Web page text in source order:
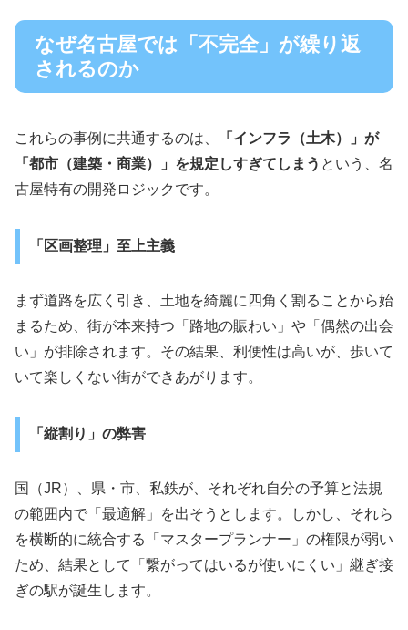
なぜ名古屋では「不完全」が繰り返
されるのか
これらの事例に共通するのは、
「インフラ（土木）」が
「都市（建築・商業）」を規定しすぎてしまう という、名
古屋特有の開発ロジックです。
「区画整理」至上主義
まず道路を広く引き、土地を綺麗に四角く割ることから始
まるため、街が本来持つ「路地の賑わい」や「偶然の出会
い」が排除されます。その結果、利便性は高いが、歩いて
いて楽しくない街ができあがります。
「縦割り」の弊害
国（JR）、県・市、私鉄が、それぞれ自分の予算と法規
の範囲内で「最適解」を出そうとします。しかし、それら
を横断的に統合する「マスタープランナー」の権限が弱い
ため、結果として「繋がってはいるが使いにくい」継ぎ接
ぎの駅が誕生します。